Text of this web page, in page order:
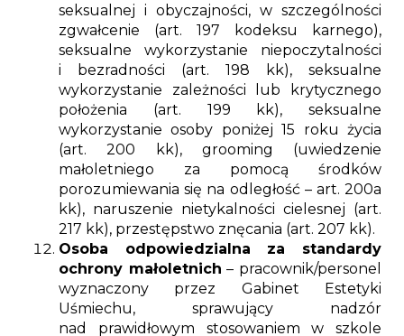
seksualnej i obyczajności, w szczególności
zgwałcenie (art. 197 kodeksu karnego),
seksualne wykorzystanie niepoczytalności
i bezradności (art. 198 kk), seksualne
wykorzystanie zależności lub krytycznego
położenia (art. 199 kk), seksualne
wykorzystanie osoby poniżej 15 roku życia
(art. 200 kk), grooming (uwiedzenie
małoletniego za pomocą środków
porozumiewania się na odległość – art. 200a
kk), naruszenie nietykalności cielesnej (art.
217 kk), przestępstwo znęcania (art. 207 kk).
Osoba odpowiedzialna za standardy
ochrony małoletnich – pracownik/personel
wyznaczony przez Gabinet Estetyki
Uśmiechu, sprawujący nadzór
nad prawidłowym stosowaniem w szkole